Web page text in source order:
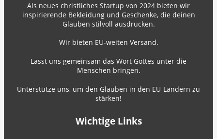
Als neues christliches Startup von 2024 bieten wir
inspirierende Bekleidung und Geschenke, die deinen
Glauben stilvoll ausdrücken.
Wir bieten EU-weiten Versand.
Lasst uns gemeinsam das Wort Gottes unter die
Menschen bringen.
Unterstütze uns, um den Glauben in den EU-Ländern zu
stärken!
Wichtige Links